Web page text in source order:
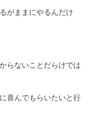
がままにやるんだけ
らないことだらけでは
喜んでもらいたいと行